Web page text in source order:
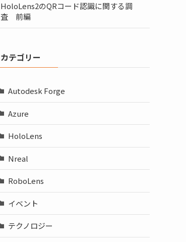
HoloLens2のQRコード認識に関する調
査 前編
カテゴリー
Autodesk Forge
Azure
HoloLens
Nreal
RoboLens
イベント
テクノロジー